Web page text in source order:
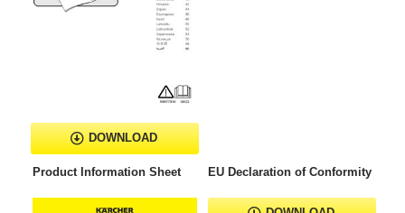
DOWNLOAD
Product Information Sheet EU Declaration of Conformity